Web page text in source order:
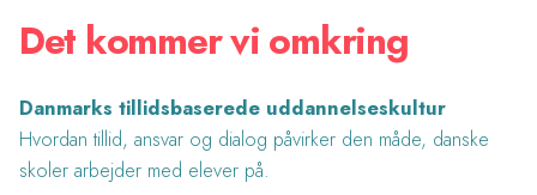
Det kommer vi omkring
Danmarks tillidsbaserede uddannelseskultur
Hvordan tillid, ansvar og dialog påvirker den måde, danske
skoler arbejder med elever på.